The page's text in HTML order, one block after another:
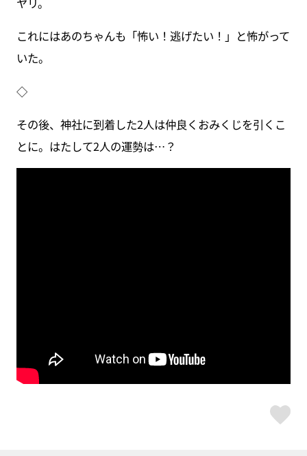
これにはあのちゃんも「怖い！逃げたい！」と怖がって
いた。
◇
その後、神社に到着した2人は仲良くおみくじを引くこ
とに。はたして2人の運勢は…？